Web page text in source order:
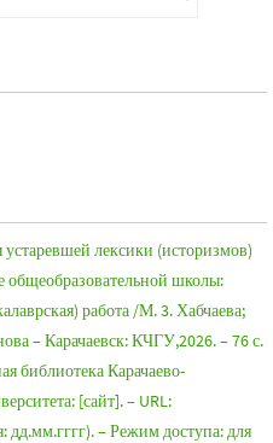
лексики (историзмов)
общеобразовательной школы:
работа /М. 3. Хабчаева;
– Карачаевск: КЧГУ,2026. – 76 с.
библиотека Карачаево-
[сайт]. – URL:
– Режим доступа: для